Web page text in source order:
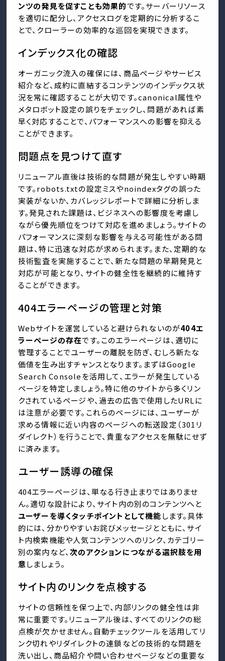
ンツの発見を促すことも効果的です。サーバーリソース
を適切に配分し、アクセスログを定期的に分析するこ
とで、クローラーの効率的な巡回を実現できます。
インデックス化の確認
オーガニック流入の確保には、商品ページやサービス
紹介など、成約に直結するコンテンツのインデックス状
況を常に確認することが大切です。canonical属性や
メタロボット設定の誤りをチェックし、問題があれば素
早く対応することで、パフォーマンスへの影響を抑える
ことができます。
問題点を見つけて直す
リニューアル直後は技術的な問題が発生しやすい時期
です。robots.txtの設定ミスやnoindexタグの誤った
実装がないか、カバレッジレポートで詳細に分析しま
す。発見された課題は、ビジネスへの影響度を考慮し
ながら優先順位をつけて対応を進めましょう。サイトの
パフォーマンスに深刻な影響を与える可能性がある問
題は、特に迅速な対応が求められます。また、定期的な
技術監査を実施することで、新たな問題の早期発見と
対応が可能となり、サイトの健全性を継続的に維持す
ることができます。
404エラーページの管理と対策
Webサイトを運営していると避けられないのが404エ
ラーページの存在です。このエラーページは、適切に
管理することでユーザーの離脱を防ぎ、むしろ新たな
価値を生み出すチャンスとなります。まずはGoogle
Search Consoleを活用して、エラーが発生している
ページを特定しましょう。特に他のサイトから多くリン
クされているページや、過去の広告で使用したURLに
は注意が必要です。これらのページには、ユーザーが
求める情報に近い内容のページへの転送設定（301リ
ダイレクト）を行うことで、貴重なアクセスを無駄にせず
に済みます。
ユーザー誘導の確保
404エラーページは、単なる行き止まりではありませ
ん。適切な設計により、サイト内の別のコンテンツへと
ユーザーを導くタッチポイントとして機能します。具体
的には、分かりやすいお詫びメッセージとともに、サイ
ト内検索機能や人気コンテンツへのリンク、カテゴリー
別の案内など、次のアクションにつながる選択肢を用
意しましょう。
サイト内のリンクを点検する
サイトの信頼性を保つ上で、内部リンクの健全性は非
常に重要です。リニューアル後は、すべてのリンクの総
点検が欠かせません。自動チェックツールを活用してリ
ンク切れやリダイレクトの連鎖などの技術的な問題を
洗い出し、商品紹介や問い合わせページなどの重要な